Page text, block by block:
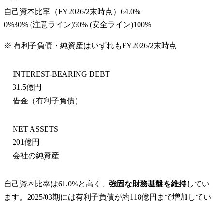
自己資本比率 （FY2026/2末時点） 64.0%
0%30% (注意ライン)50% (安全ライン)100%
※ 有利子負債・純資産はいずれもFY2026/2末時点
INTEREST-BEARING DEBT
31.5億円
借金（有利子負債）
NET ASSETS
201億円
会社の純資産
自己資本比率は61.0%と高く、 強固な財務基盤を維持してい
ます。2025/03期には有利子負債が約118億円まで増加してい